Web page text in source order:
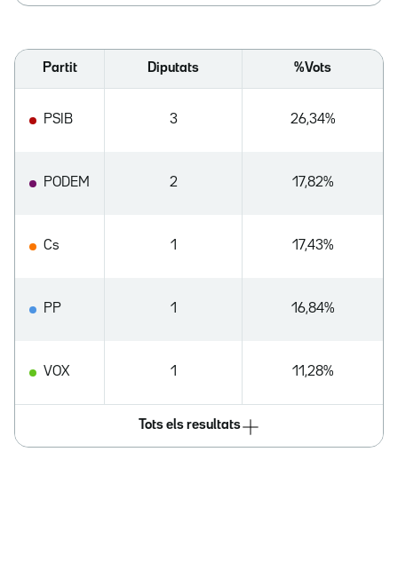
Partit Diputats %Vots
PSIB 3 26,34%
PODEM 2 17,82%
Cs 1 17,43%
PP 1 16,84%
VOX 1 11,28%
Tots els resultats